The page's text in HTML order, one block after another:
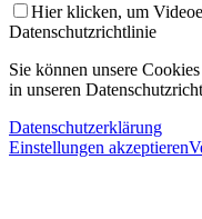
Hier klicken, um
Datenschutzrichtlinie
Sie können unsere
in unseren
Datenschutzerklärung
Einstellungen akzeptieren